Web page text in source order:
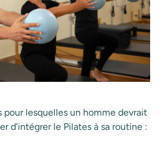
pour lesquelles un homme devrait
d’intégrer le Pilates à sa routine :